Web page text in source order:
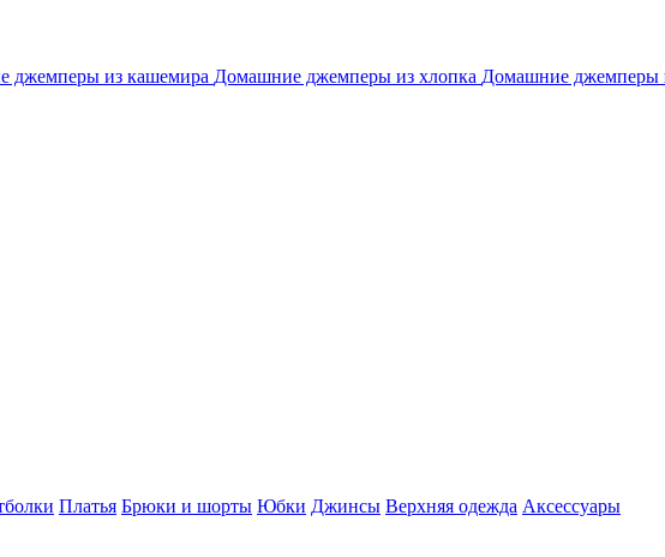
джемперы из кашемира Домашние джемперы из хлопка Домашние джемперы
Платья Брюки и шорты Юбки Джинсы Верхняя одежда Аксессуары